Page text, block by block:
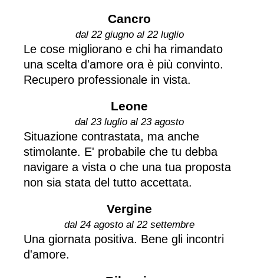
Cancro
dal 22 giugno al 22 luglio
Le cose migliorano e chi ha rimandato
una scelta d'amore ora è più convinto.
Recupero professionale in vista.
Leone
dal 23 luglio al 23 agosto
Situazione contrastata, ma anche
stimolante. E' probabile che tu debba
navigare a vista o che una tua proposta
non sia stata del tutto accettata.
Vergine
dal 24 agosto al 22 settembre
Una giornata positiva. Bene gli incontri
d'amore.